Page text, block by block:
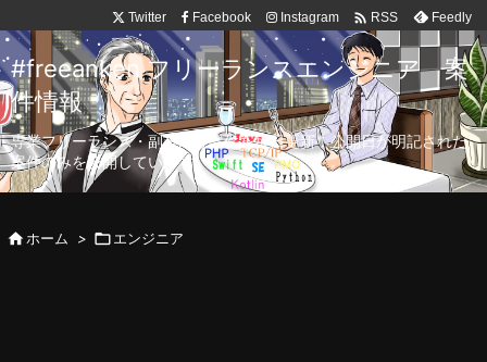
Twitter Facebook Instagram  RSS Feedly
#freeanken フリーランスエンジニア 案
件情報
専業フリーランス・副業向け案件を毎日更新！公開日が明記された
案件のみを公開しています。
ホーム > エンジニア